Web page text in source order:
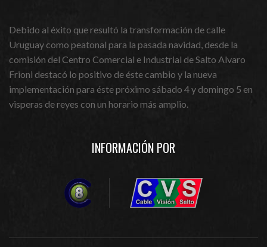
Debido al éxito que resultó la transformación de calle
Uruguay como peatonal para la pasada navidad, desde la
comisión del Centro Comercial e Industrial de Salto Alvaro
Frioni destacó lo positivo de éste cambio y la nueva
implementación para éste próximo sábado 4 y domingo 5 en
visperas de reyes con un horario más amplio.
INFORMACIÓN POR